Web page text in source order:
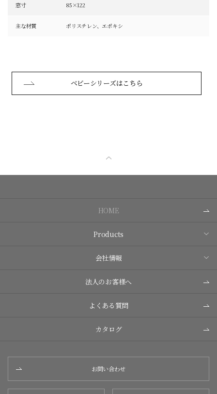
窓寸 85×122
主な材質 ポリスチレン、エポキシ
ベビーシリーズはこちら
HOME
Products
会社情報
法人のお客様へ
よくある質問
カタログ
お問い合わせ